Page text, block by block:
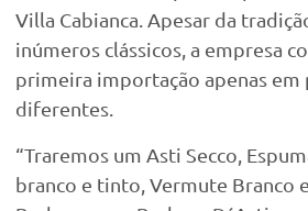
Villa Cabianca. Apesar da
inúmeros clássicos, a empresa
primeira importação apenas
diferentes.
“Traremos um Asti Secco,
branco e tinto, Vermute Branco